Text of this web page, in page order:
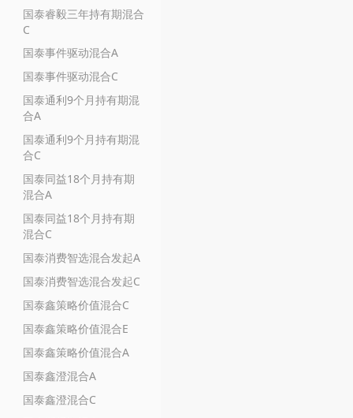
国泰睿毅三年持有期混合
C
国泰事件驱动混合A
国泰事件驱动混合C
国泰通利9个月持有期混
合A
国泰通利9个月持有期混
合C
国泰同益18个月持有期
混合A
国泰同益18个月持有期
混合C
国泰消费智选混合发起A
国泰消费智选混合发起C
国泰鑫策略价值混合C
国泰鑫策略价值混合E
国泰鑫策略价值混合A
国泰鑫澄混合A
国泰鑫澄混合C